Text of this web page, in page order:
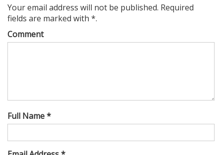
Your email address will not be published. Required
fields are marked with *.
Comment
Full Name *